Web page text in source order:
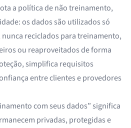
a política de não treinamento,
os dados são utilizados só
reciclados para treinamento,
ou reaproveitados de forma
simplifica requisitos
entre clientes e provedores
com seus dados” significa
privadas, protegidas e